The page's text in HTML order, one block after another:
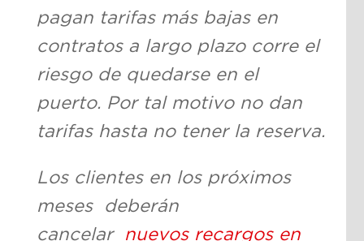
pagan tarifas más bajas en
contratos a largo plazo corre el
riesgo de quedarse en el
puerto. Por tal motivo no dan
tarifas hasta no tener la reserva.
Los clientes en los próximos
meses deberán
cancelar nuevos recargos en